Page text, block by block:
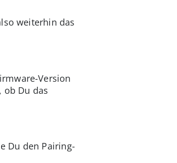
weiterhin das
Version
ob Du das
Du den Pairing-